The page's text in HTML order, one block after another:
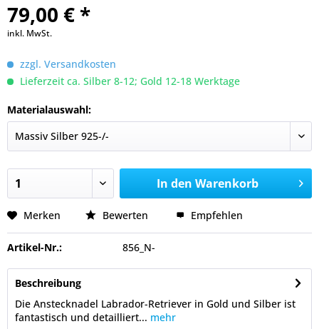
79,00 € *
inkl. MwSt.
zzgl. Versandkosten
Lieferzeit ca. Silber 8-12; Gold 12-18 Werktage
Materialauswahl:
In den Warenkorb
Merken Bewerten Empfehlen
Artikel-Nr.: 856_N-
Beschreibung
Die Anstecknadel Labrador-Retriever in Gold und Silber ist
fantastisch und detailliert... mehr